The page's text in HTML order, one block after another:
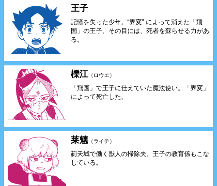
王子
記憶を失った少年。“界変” によって消えた「飛
国」の王子。その目には、死者を蘇らせる力があ
る。
櫟江 （ロウエ）
「飛国」で王子に仕えていた魔法使い。「界変」
によって死亡した。
莱魑（ライチ）
莿天城で働く獣人の掃除夫。王子の教育係もこな
している。